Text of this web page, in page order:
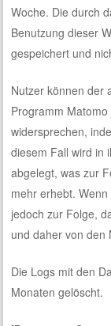
Woche. Die durch
Benutzung dieser
gespeichert und
Nutzer können der
Programm
widersprechen,
diesem Fall wird in
abgelegt, was zur
mehr erhebt.
jedoch zur Folge,
und daher von den
Die Logs mit den
Monaten gelöscht.